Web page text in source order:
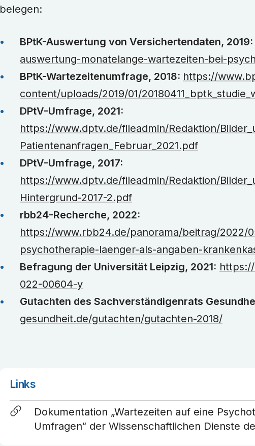
belegen:
BPtK-Auswertung von Versichertendaten, 2019:
auswertung-monatelange-wartezeiten-bei-
BPtK-Wartezeitenumfrage, 2018: https://
content/uploads/2019/01/
DPtV-Umfrage, 2021:
https://www.dptv.de/fileadmin/Redaktion/
Patientenanfragen_Februar_2021.pdf
DPtV-Umfrage, 2017:
https://www.dptv.de/fileadmin/Redaktion/
Hintergrund-2017-2.pdf
rbb24-Recherche, 2022:
https://www.rbb24.de/panorama/beitrag/2022/
psychotherapie-laenger-als-angaben-
Befragung der Universität Leipzig, 2021:
022-00604-y
Gutachten des Sachverständigenrats
gesundheit.de/gutachten/gutachten-2018/
Links
Dokumentation „Wartezeiten auf eine
Umfragen“ der Wissenschaftlichen Dienste